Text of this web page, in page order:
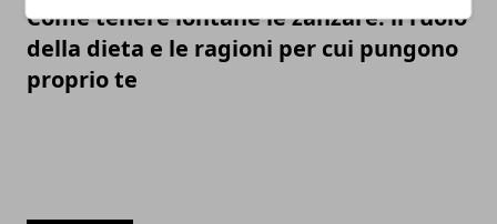
Come tenere lontane le zanzare: il ruolo
della dieta e le ragioni per cui pungono
proprio te